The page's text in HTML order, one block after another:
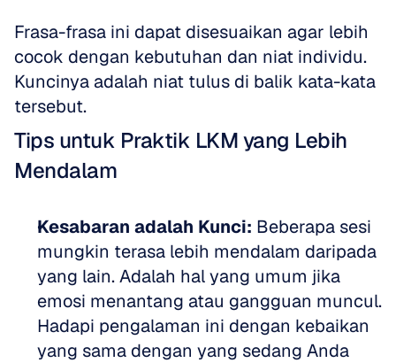
Frasa-frasa ini dapat disesuaikan agar lebih
cocok dengan kebutuhan dan niat individu.
Kuncinya adalah niat tulus di balik kata-kata
tersebut.
Tips untuk Praktik LKM yang Lebih
Mendalam
Kesabaran adalah Kunci: Beberapa sesi
mungkin terasa lebih mendalam daripada
yang lain. Adalah hal yang umum jika
emosi menantang atau gangguan muncul.
Hadapi pengalaman ini dengan kebaikan
yang sama dengan yang sedang Anda